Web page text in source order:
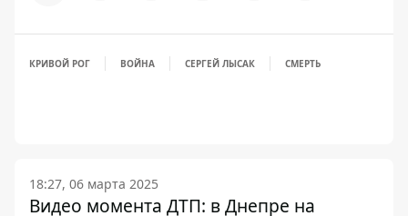
КРИВОЙ РОГ ВОЙНА СЕРГЕЙ ЛЫСАК СМЕРТЬ
18:27, 06 марта 2025
Видео момента ДТП: в Днепре на